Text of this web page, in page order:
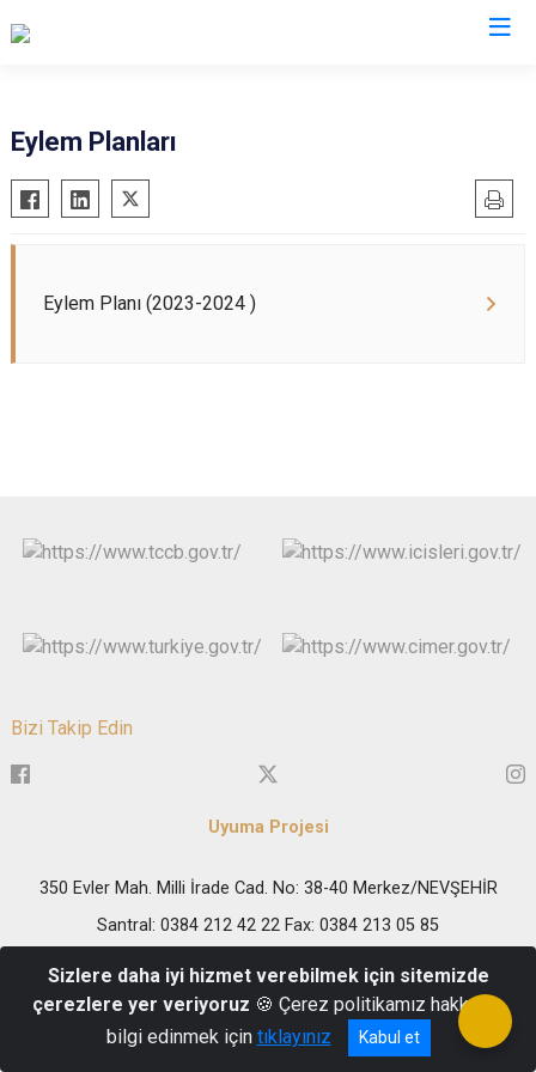
Eylem Planları
Eylem Planı (2023-2024 )
Bizi Takip Edin
Uyuma Projesi
350 Evler Mah. Milli İrade Cad. No: 38-40 Merkez/NEVŞEHİR
Santral: 0384 212 42 22 Fax: 0384 213 05 85
Sizlere daha iyi hizmet verebilmek için sitemizde
çerezlere yer veriyoruz 🍪 Çerez politikamız hakkında
bilgi edinmek için tıklayınız Kabul et